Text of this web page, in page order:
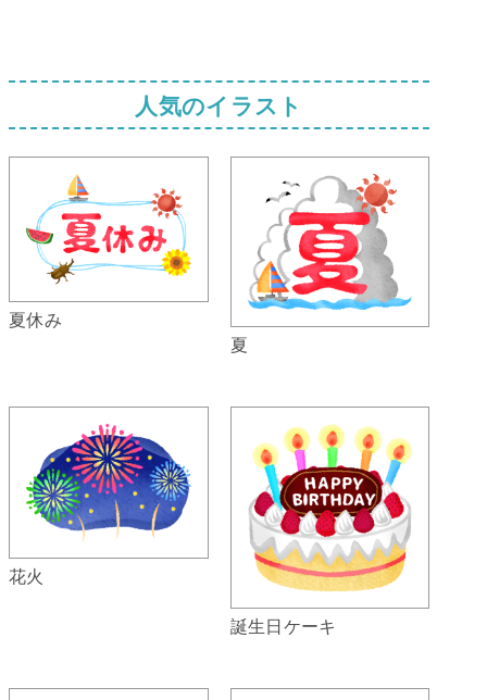
人気のイラスト
夏休み
夏
花火
誕生日ケーキ